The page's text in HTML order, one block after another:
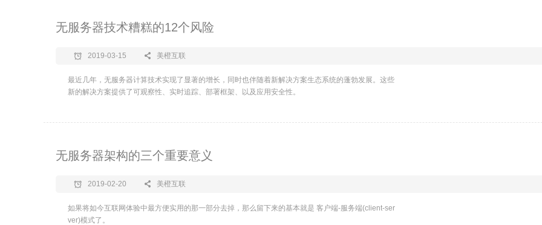
无服务器技术糟糕的12个风险
2019-03-15 美橙互联
最近几年，无服务器计算技术实现了显著的增长，同时也伴随着新解决方案生态系统的蓬勃发展。这些
新的解决方案提供了可观察性、实时追踪、部署框架、以及应用安全性。
无服务器架构的三个重要意义
2019-02-20 美橙互联
如果将如今互联网体验中最方便实用的那一部分去掉，那么留下来的基本就是 客户端-服务端(client-ser
ver)模式了。